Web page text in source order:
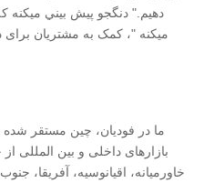
دهيم." دنگجو پيش بيني ميکنه
ميکنه "، کمک به مشتریان
بازارهای داخلی و بین المللی
خاورمیانه، اقیانوسیه،